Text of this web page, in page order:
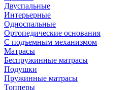
Двуспальные
Интерьерные
Односпальные
Ортопедические основания
С подъемным механизмом
Матрасы
Беспружинные матрасы
Подушки
Пружинные матрасы
Топперы